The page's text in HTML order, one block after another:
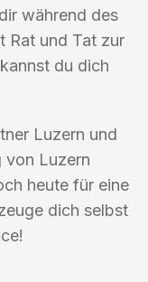
während des
Rat und Tat zur
du dich
Luzern und
von Luzern
heute für eine
dich selbst